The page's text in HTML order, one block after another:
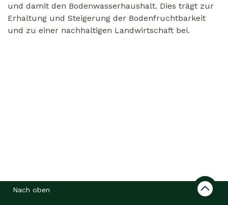
und damit den Bodenwasserhaushalt. Dies trägt zur
Erhaltung und Steigerung der Bodenfruchtbarkeit
und zu einer nachhaltigen Landwirtschaft bei.
Nach oben